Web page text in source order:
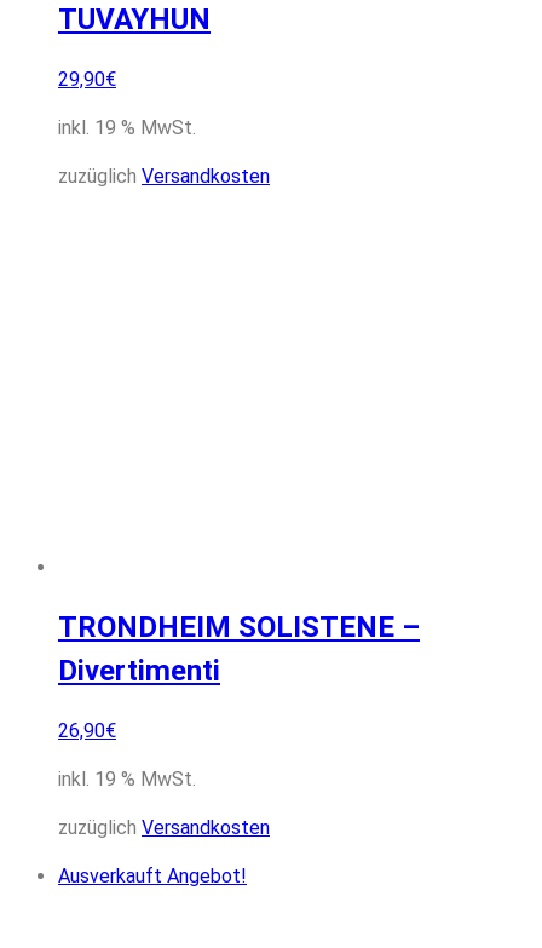
TUVAYHUN
29,90€
inkl. 19 % MwSt.
zuzüglich Versandkosten
TRONDHEIM SOLISTENE –
Divertimenti
26,90€
inkl. 19 % MwSt.
zuzüglich Versandkosten
Ausverkauft Angebot!